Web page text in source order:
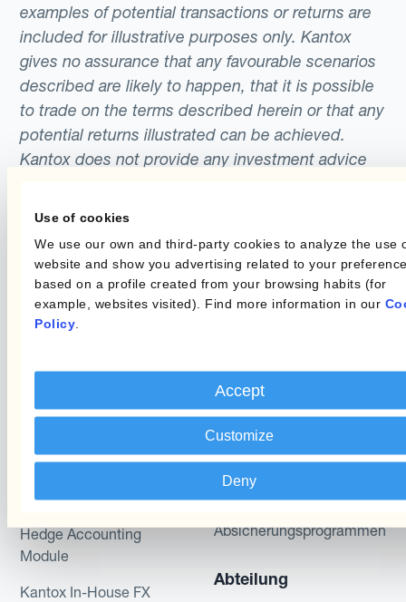
Use of cookies
We use our own and third-party cookies to analyze the use
website and show you advertising related to your
based on a profile created from your browsing habits (for
example, websites visited). Find more information in our
Policy
Accept
Customize
Deny
examples of potential transactions or returns are
included for illustrative purposes only. Kantox
gives no assurance that any favourable scenarios
described are likely to happen, that it is possible
to trade on the terms described herein or that any
potential returns illustrated can be achieved.
Kantox does not provide any investment advice
Hedging®
Hedge Accounting
Module
Kantox In-House FX
Static Hedging
Layered Hedging
Micro-Hedging
Absicherungsprogrammen
Abteilung